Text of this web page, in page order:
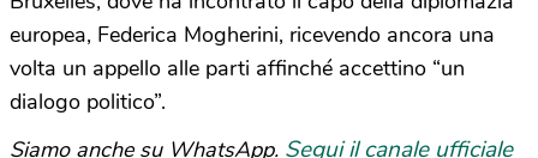
europea, Federica Mogherini, ricevendo ancora una
volta un appello alle parti affinché accettino “un
dialogo politico”.
Siamo anche su WhatsApp. Segui il canale ufficiale